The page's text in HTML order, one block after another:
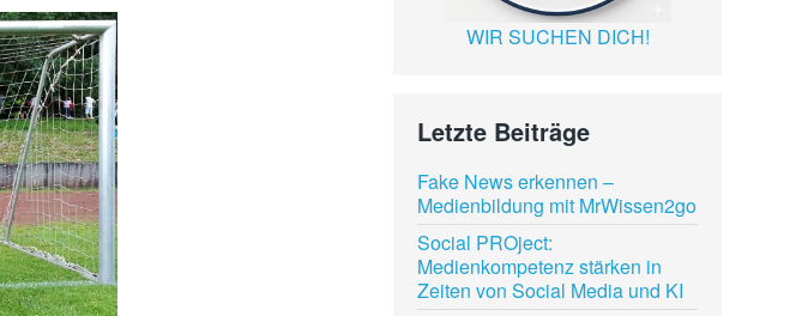
WIR SUCHEN DICH!
Letzte Beiträge
Fake News erkennen –
Medienbildung mit MrWissen2go
Social PROject:
Medienkompetenz stärken in
Zeiten von Social Media und KI